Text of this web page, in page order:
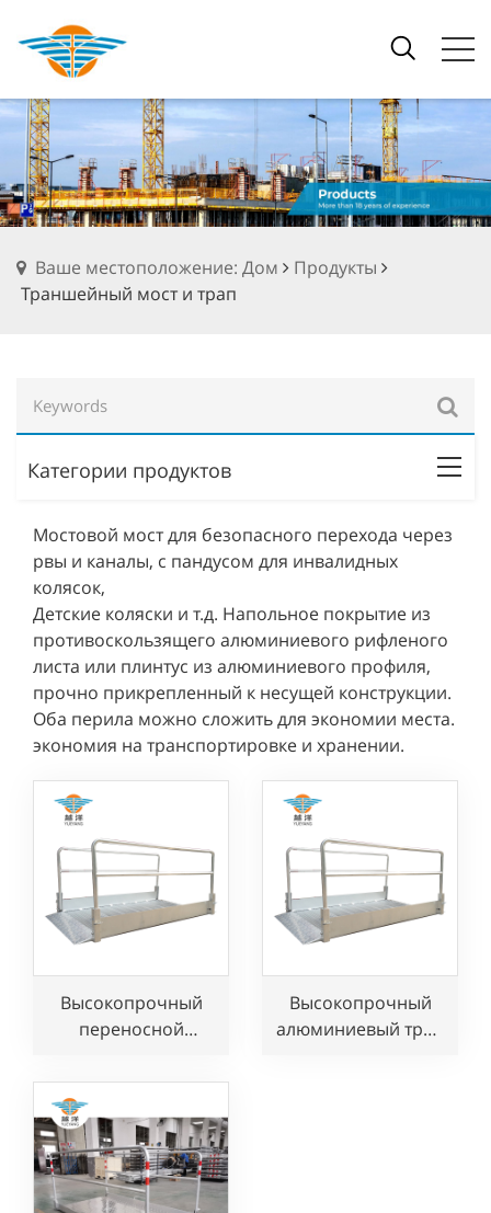
Ваше местоположение: Дом
Продукты
Траншейный мост и трап
Категории продуктов
Мостовой мост для безопасного перехода через
рвы и каналы, с пандусом для инвалидных
колясок,
Детские коляски и т.д. Напольное покрытие из
противоскользящего алюминиевого рифленого
листа или плинтус из алюминиевого профиля,
прочно прикрепленный к несущей конструкции.
Оба перила можно сложить для экономии места.
экономия на транспортировке и хранении.
Высокопрочный
переносной
разборный трап с
пандусом и
поручнем
Высокопрочный
алюминиевый трап